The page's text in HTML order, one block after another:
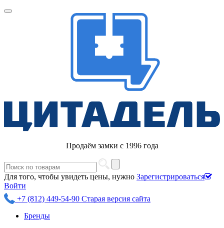
Продаём замки с 1996 года
Для того, чтобы увидеть цены, нужно Зарегистрироваться
Войти
+7 (812) 449-54-90 Старая версия сайта
Бренды